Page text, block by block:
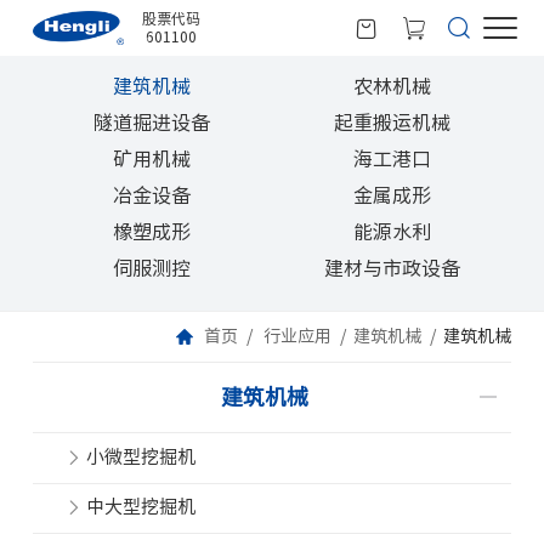
股票代码
601100
建筑机械
农林机械
隧道掘进设备
起重搬运机械
矿用机械
海工港口
冶金设备
金属成形
橡塑成形
能源水利
伺服测控
建材与市政设备
首页 行业应用 建筑机械 建筑机械
建筑机械
小微型挖掘机
中大型挖掘机